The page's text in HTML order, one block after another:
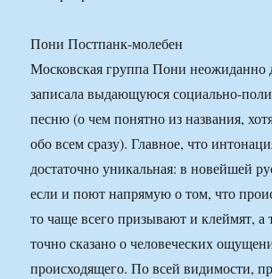
Пони Постпанк-молебен
Московская группа Пони неожиданно
записала выдающуюся социально-
песню (о чем понятно из названия,
обо всем сразу). Главное, что
достаточно уникальная: в новейшей
если и поют напрямую о том, что
то чаще всего призывают и клеймят, а
точно сказано о человеческих
происходящего. По всей видимости,